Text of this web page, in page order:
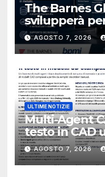
The Barnes
svilupperà
database per
metallica
navale
AGOSTO 7, 2026
ULTIME NOTIZIE
Multi-Agent
testo in CAD
meno token
AGOSTO 7, 2026